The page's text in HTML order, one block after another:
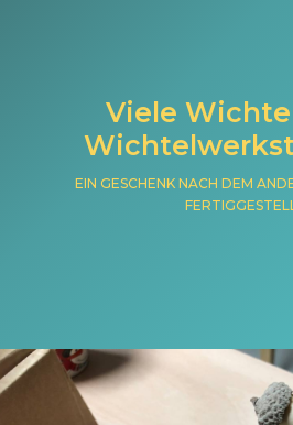
Viele
EIN GESCHENK NACH DEM